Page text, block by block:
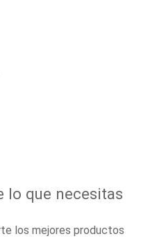
lo que necesitas
los mejores productos